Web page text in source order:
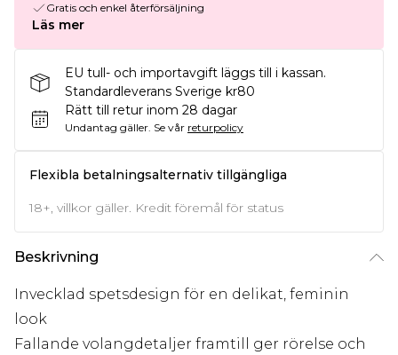
Gratis och enkel återförsäljning
Läs mer
EU tull- och importavgift läggs till i kassan.
Standardleverans Sverige kr80
Rätt till retur inom 28 dagar
Undantag gäller. Se vår returpolicy
Flexibla betalningsalternativ tillgängliga
18+, villkor gäller. Kredit föremål för status
Beskrivning
Invecklad spetsdesign för en delikat, feminin
look
Fallande volangdetaljer framtill ger rörelse och